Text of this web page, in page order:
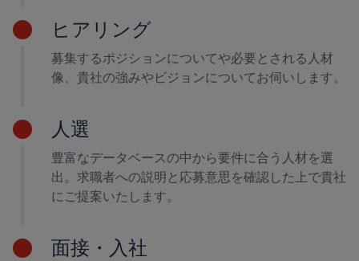
ヒアリング
募集するポジションについてや必要とされる人材
像、貴社の強みやビジョンについてお伺いします。
人選
豊富なデータベースの中から要件に合う人材を選
出。求職者への説明と応募意思を確認した上で貴社
にご提案いたします。
面接・入社